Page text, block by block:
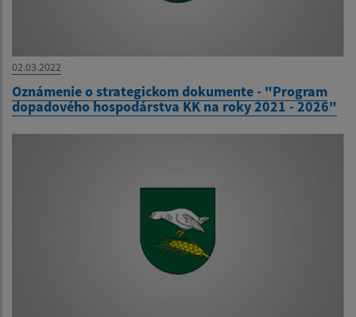
02.03.2022
Oznámenie o strategickom dokumente - "Program
dopadového hospodárstva KK na roky 2021 - 2026"